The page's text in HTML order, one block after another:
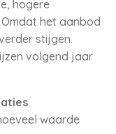
hogere
het aanbod
stijgen.
volgend jaar
waarde